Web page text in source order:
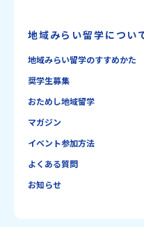
地域みらい留学につい
地域みらい留学のすすめかた
奨学生募集
おためし地域留学
マガジン
イベント参加方法
よくある質問
お知らせ